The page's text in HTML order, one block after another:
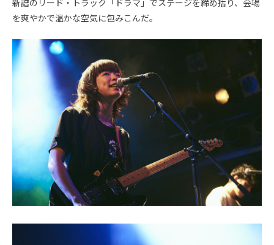
新譜のリード・トラック「ドラマ」でステージを締め括り、会場
を爽やかで温かな空気に包みこんだ。